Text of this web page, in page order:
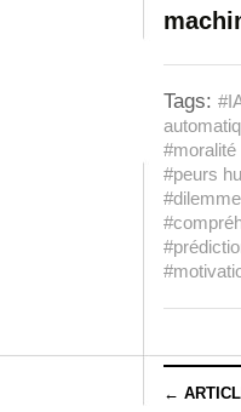
Tags:
#moralité
#peurs
←